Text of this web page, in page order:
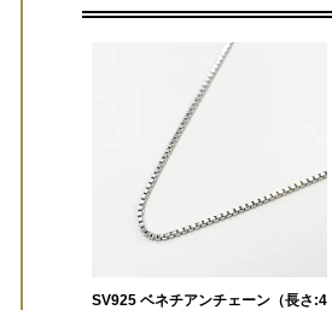
SV925 ベネチアンチェーン（長さ:4